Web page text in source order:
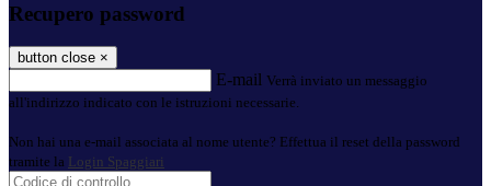
Recupero password
button close ×
E-mail Verrà inviato un messaggio
all'indirizzo indicato con le istruzioni necessarie.
Non hai una e-mail associata al nome utente? Effettua il reset della password
tramite la Login Spaggiari